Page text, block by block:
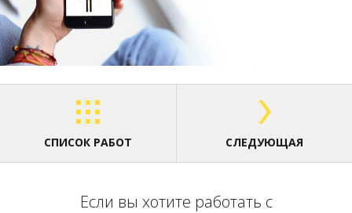
СПИСОК РАБОТ СЛЕДУЮЩАЯ
Если вы хотите работать с